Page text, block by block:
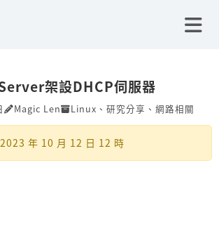
架設DHCP伺服器
Magic Len Linux 、 研究分享 、 網路相關
2023 年 10 月 12 日 12 時